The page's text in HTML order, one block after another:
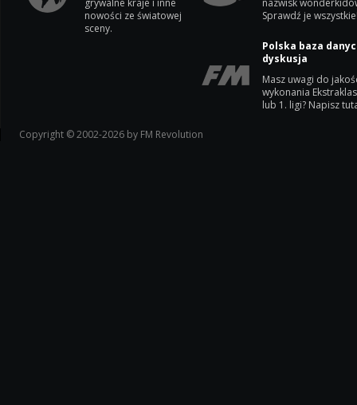
grywalne kraje i inne
nowości ze światowej
sceny.
nazwisk
Sprawdź je
Polska baza
dyskusja
Masz uwagi do
wykonania
lub 1. ligi? Napisz
Copyright © 2002-2026 by FM Revolution